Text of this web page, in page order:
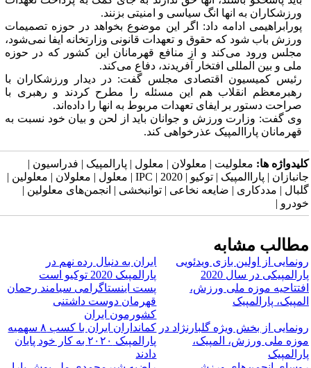
ورزشکاران به انها انگ سیاسی و امنیتی بزنند.
پورابراهیمی ادامه داد: اگر این موضوع بخواهد در حوزه تصمیمات
ورزش باب شود که حقوق و تعهدات قانونی وزارتخانه ایفا نمی‌شود،
مجلس ورود می‌کند و از منافع قهرمانان این کشور که در حوزه
ملی و بین المللی افتخار آفریدند، دفاع می‌کند.
رئیس کمیسیون اقتصادی مجلس گفت: در دیدار ورزشکاران با
رهبرمعظم انقلاب هم این مسئله را مطرح کردند و رهبری با
صراحت دستور بر ایفای تعهدات مربوط به انها را داده‌اند.
وی گفت: وزارت ورزش و جوانان باید از لحن و بیان خود نسبت به
قهرمانان پاراالمپیک عذرخواهی کند.
کلیدواژه ها: معلولیت | معلولان | معلول | پارالمپیک | فدراسیون |
جانبازان | پاراالمپیک | توکیو | 2020 | IPC | معلول | معلولان | معلولین |
گلبال | مددکاری | ضایعه نخاعی | توانبخشی | انجمن‌های معلولین |
خودرو |
مطالب مشابه
رونمایی از اولین بازی ویدئویی
پارالمپیکی در سال 2020
​ایران به دنبال رده نهم در
پارالمپیک 2020 توکیو است
افتتاحیه موزه ملی ورزش،
المپیک، پارالمپیک
پست اینستاگرامی سیامند رحمان
قهرمان دوست داشتنی
کشورمون ایران
رونمایی از بخش ویژه گلبارنژاد در
موزه ملی ورزش، المپیک،
پارالمپیک
کمانداران ایران با کسب ۸ سهمیه
پارالمپیک ۲۰۲۰ به کار خود پایان
دادند